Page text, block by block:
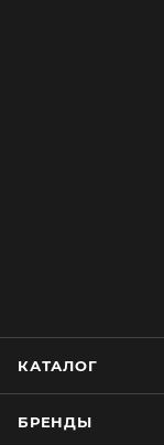
КАТАЛОГ
БРЕНДЫ